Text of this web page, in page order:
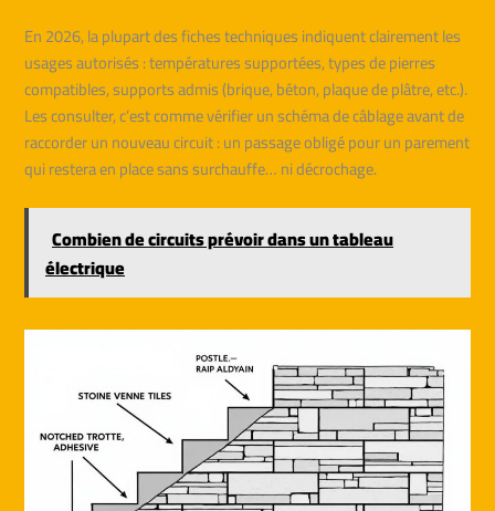
En 2026, la plupart des fiches techniques indiquent clairement les
usages autorisés : températures supportées, types de pierres
compatibles, supports admis (brique, béton, plaque de plâtre, etc.).
Les consulter, c’est comme vérifier un schéma de câblage avant de
raccorder un nouveau circuit : un passage obligé pour un parement
qui restera en place sans surchauffe… ni décrochage.
Combien de circuits prévoir dans un tableau
électrique